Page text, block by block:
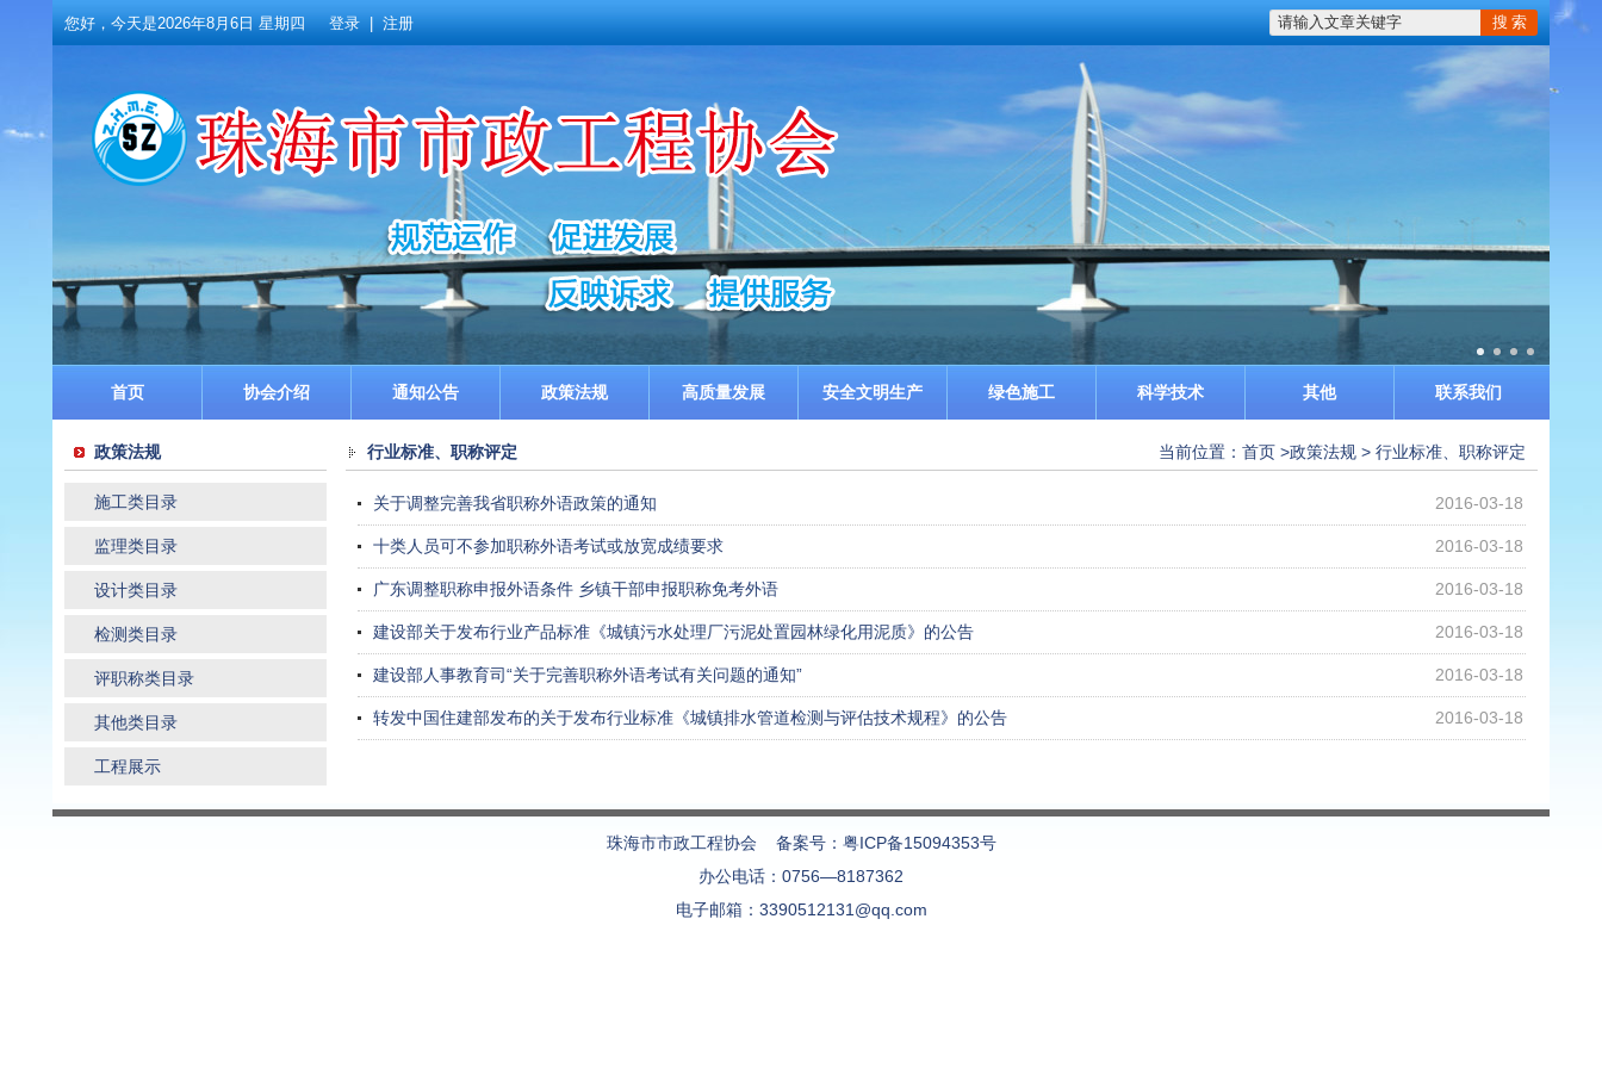
您好，今天是2026年8月6日 星期四 登录 注册
首页 协会介绍 通知公告 政策法规 高质量发展 安全文明生产 绿色施工 科学技术 其他 联系我们
政策法规
施工类目录
监理类目录
设计类目录
检测类目录
评职称类目录
其他类目录
工程展示
当前位置： 首页 >政策法规 > 行业标准、职称评定
行业标准、职称评定
关于调整完善我省职称外语政策的通知 2016-03-18
十类人员可不参加职称外语考试或放宽成绩要求 2016-03-18
广东调整职称申报外语条件 乡镇干部申报职称免考外语 2016-03-18
建设部关于发布行业产品标准《城镇污水处理厂污泥处置园林绿化用泥质》的公告 2016-03-18
建设部人事教育司“关于完善职称外语考试有关问题的通知” 2016-03-18
转发中国住建部发布的关于发布行业标准《城镇排水管道检测与评估技术规程》的公告 2016-03-18
珠海市市政工程协会 备案号： 粤ICP备15094353号
办公电话： 0756—8187362
电子邮箱： 3390512131@qq.com